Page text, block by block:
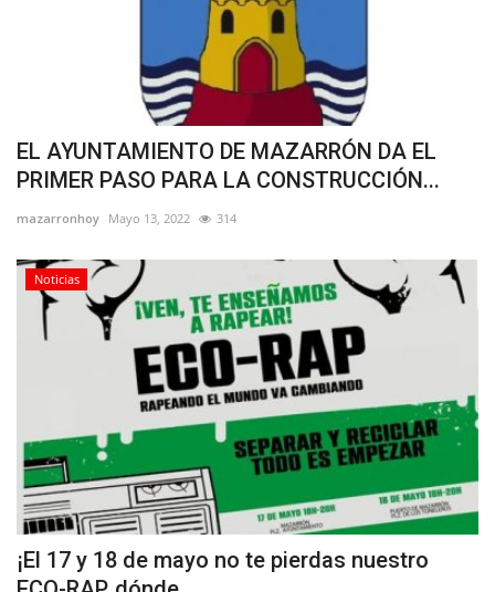
EL AYUNTAMIENTO DE MAZARRÓN DA EL
PRIMER PASO PARA LA CONSTRUCCIÓN...
mazarronhoy Mayo 13, 2022 314
Noticias
¡El 17 y 18 de mayo no te pierdas nuestro